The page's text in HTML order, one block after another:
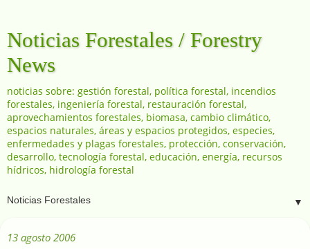
Noticias Forestales / Forestry
News
noticias sobre: gestión forestal, política forestal, incendios
forestales, ingeniería forestal, restauración forestal,
aprovechamientos forestales, biomasa, cambio climático,
espacios naturales, áreas y espacios protegidos, especies,
enfermedades y plagas forestales, protección, conservación,
desarrollo, tecnología forestal, educación, energía, recursos
hídricos, hidrología forestal
▼
13 agosto 2006